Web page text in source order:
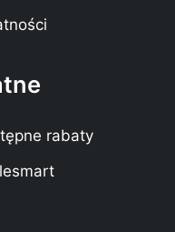
rabaty